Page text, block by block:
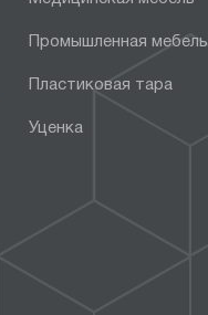
Промышленная мебель
Пластиковая тара
Уценка